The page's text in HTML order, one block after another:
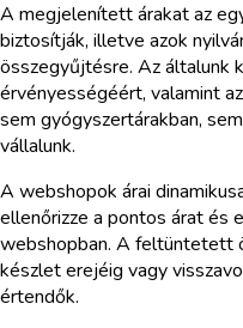
A megjelenített árakat az
biztosítják, illetve azok
összegyűjtésre. Az általunk
érvényességéért, valamint
sem gyógyszertárakban,
vállalunk.
A webshopok árai
ellenőrizze a pontos árat és
webshopban. A feltüntetett
készlet erejéig vagy
értendők.